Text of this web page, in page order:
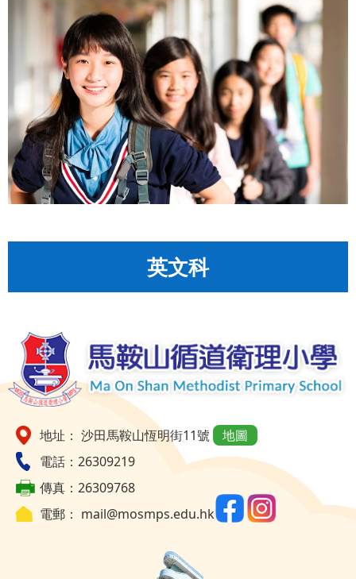
英文科
地址： 沙田馬鞍山恆明街11號
地圖
電話：26309219
傳真：26309768
電郵： mail@mosmps.edu.hk